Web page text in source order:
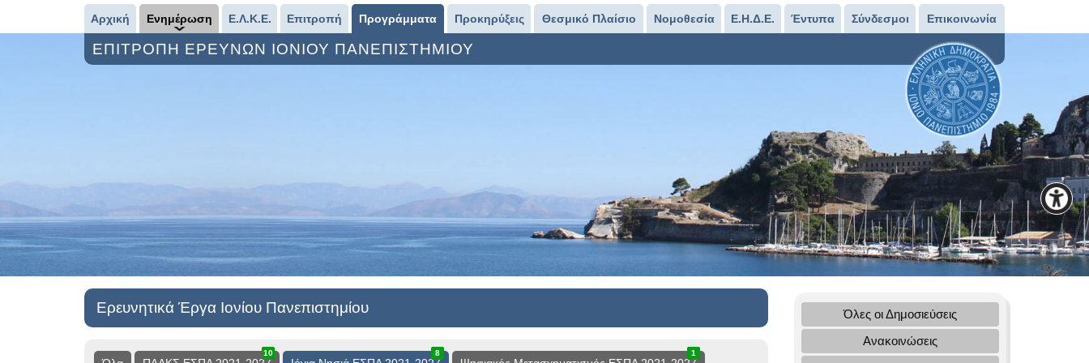
Αρχική Ενημέρωση Ε.Λ.Κ.Ε. Επιτροπή Προγράμματα Προκηρύξεις Θεσμικό Πλαίσιο Νομοθεσία Ε.Η.Δ.Ε. Έντυπα Σύνδεσμοι Επικοινωνία
ΕΠΙΤΡΟΠΗ ΕΡΕΥΝΩΝ ΙΟΝΙΟΥ ΠΑΝΕΠΙΣΤΗΜΙΟΥ
Ερευνητικά Έργα Ιονίου Πανεπιστημίου
10
3
13 8
0
8 101
Όλες οι Δημοσιεύσεις
Ανακοινώσεις